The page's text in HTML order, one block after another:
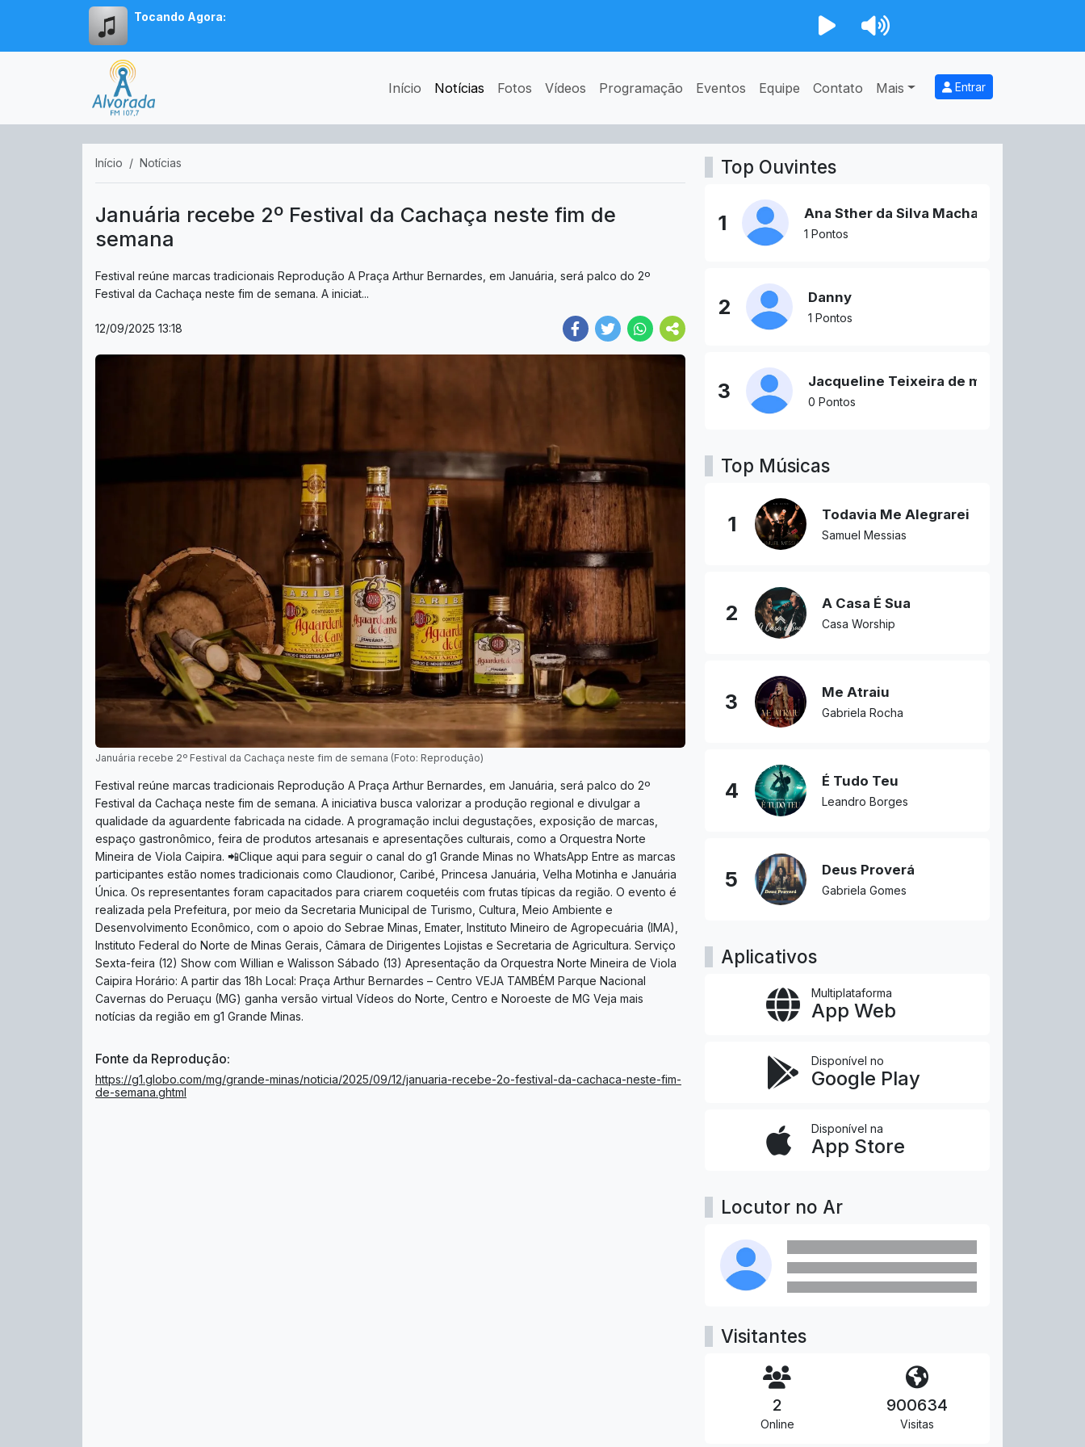
Tocando Agora:
Início Notícias Fotos Vídeos Programação Eventos Equipe Contato Mais Entrar
Início Notícias
Januária recebe 2º Festival da Cachaça neste fim de
semana
Festival reúne marcas tradicionais Reprodução A Praça Arthur Bernardes, em Januária, será palco do 2º
Festival da Cachaça neste fim de semana. A iniciat...
12/09/2025 13:18
Januária recebe 2º Festival da Cachaça neste fim de semana (Foto: Reprodução)
Festival reúne marcas tradicionais Reprodução A Praça Arthur Bernardes, em Januária, será palco do 2º
Festival da Cachaça neste fim de semana. A iniciativa busca valorizar a produção regional e divulgar a
qualidade da aguardente fabricada na cidade. A programação inclui degustações, exposição de marcas,
espaço gastronômico, feira de produtos artesanais e apresentações culturais, como a Orquestra Norte
Mineira de Viola Caipira. 📲Clique aqui para seguir o canal do g1 Grande Minas no WhatsApp Entre as marcas
participantes estão nomes tradicionais como Claudionor, Caribé, Princesa Januária, Velha Motinha e Januária
Única. Os representantes foram capacitados para criarem coquetéis com frutas típicas da região. O evento é
realizada pela Prefeitura, por meio da Secretaria Municipal de Turismo, Cultura, Meio Ambiente e
Desenvolvimento Econômico, com o apoio do Sebrae Minas, Emater, Instituto Mineiro de Agropecuária (IMA),
Instituto Federal do Norte de Minas Gerais, Câmara de Dirigentes Lojistas e Secretaria de Agricultura. Serviço
Sexta-feira (12) Show com Willian e Walisson Sábado (13) Apresentação da Orquestra Norte Mineira de Viola
Caipira Horário: A partir das 18h Local: Praça Arthur Bernardes – Centro VEJA TAMBÉM Parque Nacional
Cavernas do Peruaçu (MG) ganha versão virtual Vídeos do Norte, Centro e Noroeste de MG Veja mais
notícias da região em g1 Grande Minas.
Fonte da Reprodução:
https://g1.globo.com/mg/grande-minas/noticia/2025/09/12/januaria-recebe-2o-festival-da-cachaca-neste-fim-
de-semana.ghtml
Top Ouvintes
1 Ana Sther da Silva Machado
1 Pontos
2 Danny
1 Pontos
3 Jacqueline Teixeira de morais
0 Pontos
Top Músicas
1 Todavia Me Alegrarei
Samuel Messias
2 A Casa É Sua
Casa Worship
3 Me Atraiu
Gabriela Rocha
4 É Tudo Teu
Leandro Borges
5 Deus Proverá
Gabriela Gomes
Aplicativos
Multiplataforma
App Web
Disponível no
Google Play
Disponível na
App Store
Locutor no Ar
Visitantes
2
Online
900634
Visitas